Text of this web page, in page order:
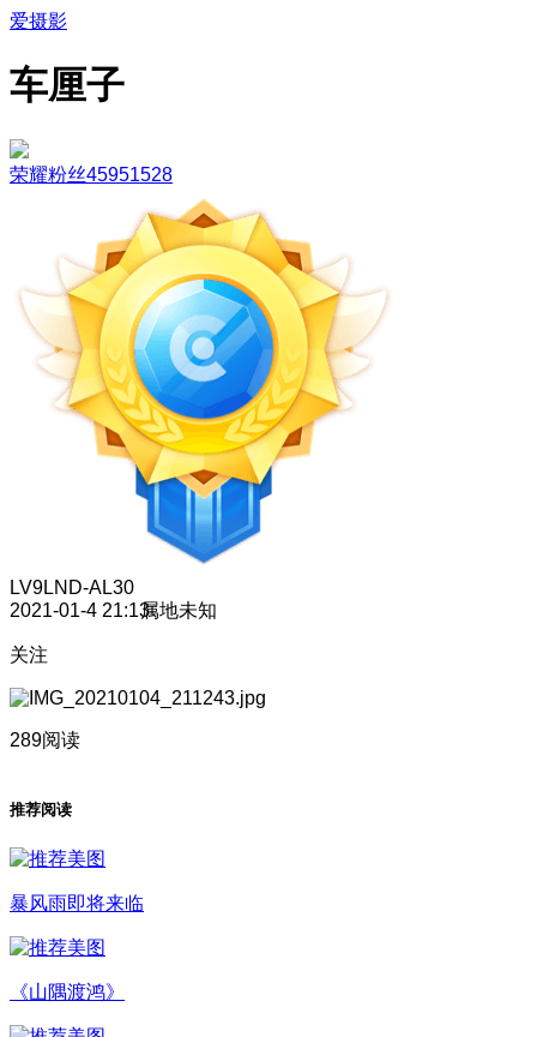
爱摄影
车厘子
荣耀粉丝45951528
LV9LND-AL30
2021-01-4 21:13属地未知
关注
289阅读
推荐阅读
暴风雨即将来临
《山隅渡鸿》